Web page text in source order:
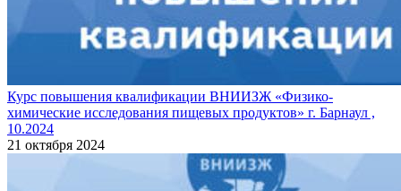
Курс повышения квалификации ВНИИЗЖ «Физико-
химические исследования пищевых продуктов» г. Барнаул ,
10.2024
21 октября 2024